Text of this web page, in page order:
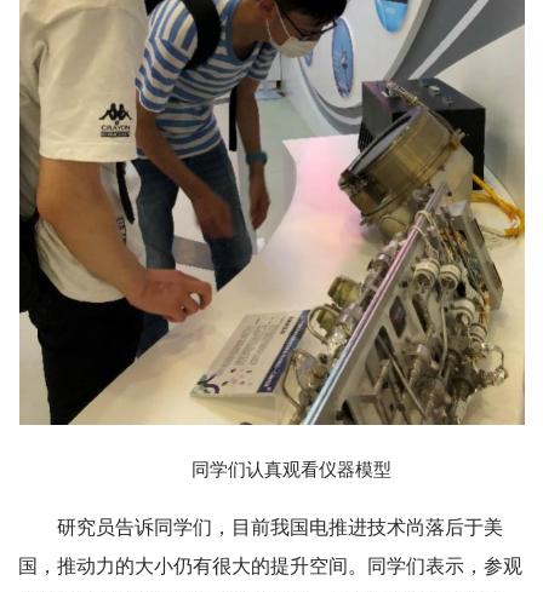
同学们认真观看仪器模型
研究员告诉同学们，目前我国电推进技术尚落后于美
国，推动力的大小仍有很大的提升空间。同学们表示，参观